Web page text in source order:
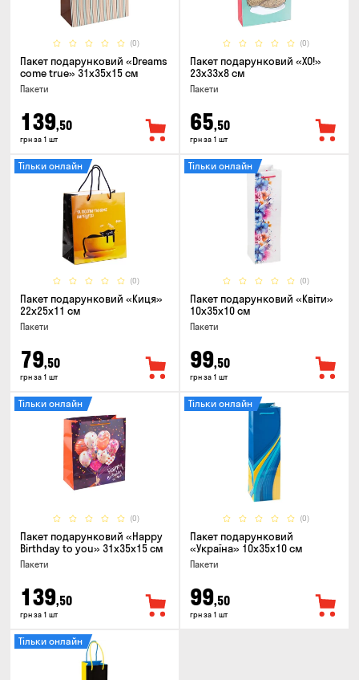
(0)
Пакет подарунковий «Dreams
come true» 31x35x15 см
Пакети
139,50
грн за 1 шт
(0)
Пакет подарунковий «ХО!»
23x33x8 см
Пакети
65,50
грн за 1 шт
(0)
Тільки онлайн
Пакет подарунковий «Киця»
22x25x11 см
Пакети
79,50
грн за 1 шт
(0)
Тільки онлайн
Пакет подарунковий «Квіти»
10x35x10 см
Пакети
99,50
грн за 1 шт
(0)
Тільки онлайн
Пакет подарунковий «Happy
Birthday to you» 31x35x15 cм
Пакети
139,50
грн за 1 шт
(0)
Тільки онлайн
Пакет подарунковий
«Україна» 10x35x10 см
Пакети
99,50
грн за 1 шт
Тільки онлайн